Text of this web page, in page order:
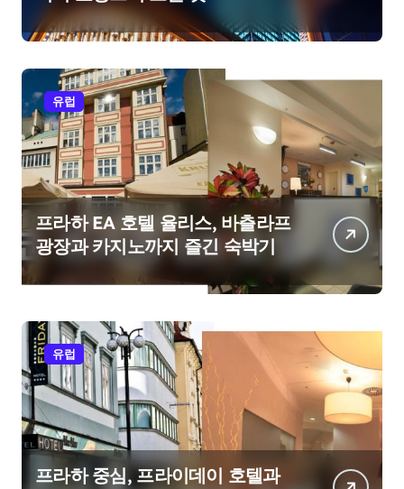
유럽
프라하 EA 호텔 율리스, 바츨라프
광장과 카지노까지 즐긴 숙박기
유럽
프라하 중심, 프라이데이 호텔과